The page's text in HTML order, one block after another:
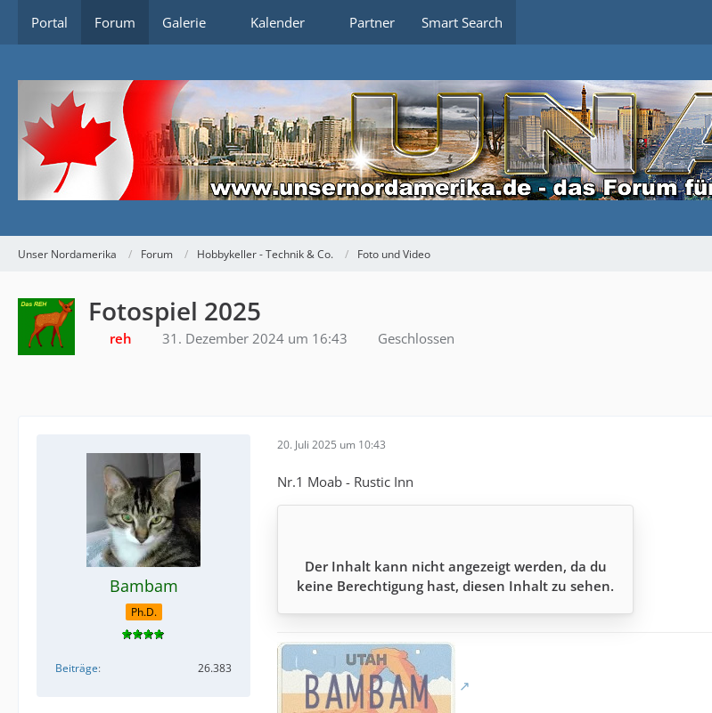
Portal Forum Galerie Kalender Partner Smart Search
Unser Nordamerika Forum Hobbykeller - Technik & Co. Foto und Video
Fotospiel 2025
reh 31. Dezember 2024 um 16:43 Geschlossen
Bambam
Ph.D.
Beiträge 26.383
20. Juli 2025 um 10:43
Nr.1 Moab - Rustic Inn
Der Inhalt kann nicht angezeigt werden, da du
keine Berechtigung hast, diesen Inhalt zu sehen.